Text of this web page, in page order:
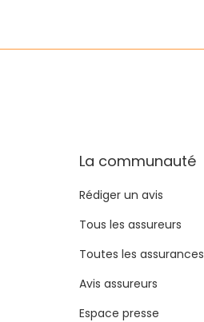
La communauté
Rédiger un avis
Tous les assureurs
Toutes les assurances
Avis assureurs
Espace presse